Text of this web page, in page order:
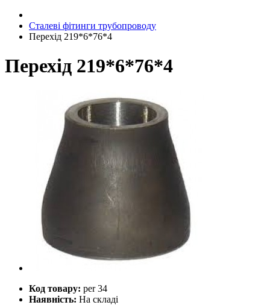
Сталеві фітинги трубопроводу
Перехід 219*6*76*4
Перехід 219*6*76*4
Код товару: per 34
Наявність: На складі